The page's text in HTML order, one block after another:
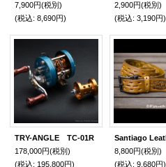
7,900円(税別)
(税込: 8,690円)
2,900円(税別)
(税込: 3,190円)
TRY-ANGLE TC-01R
178,000円(税別)
(税込: 195,800円)
8,800円(税別)
(税込: 9,680円)